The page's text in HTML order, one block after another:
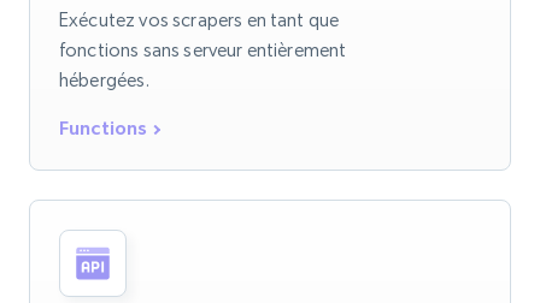
Exécutez vos scrapers en tant que
fonctions sans serveur entièrement
hébergées.
Functions